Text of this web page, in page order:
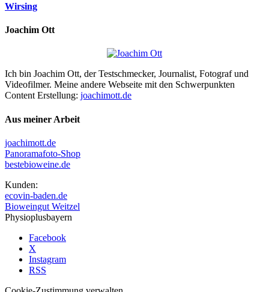
Wirsing
Joachim Ott
Ich bin Joachim Ott, der Testschmecker, Journalist, Fotograf und
Videofilmer. Meine andere Webseite mit den Schwerpunkten
Content Erstellung: joachimott.de
Aus meiner Arbeit
joachimott.de
Panoramafoto-Shop
bestebioweine.de
Kunden:
ecovin-baden.de
Bioweingut Weitzel
Physioplusbayern
Facebook
X
Instagram
RSS